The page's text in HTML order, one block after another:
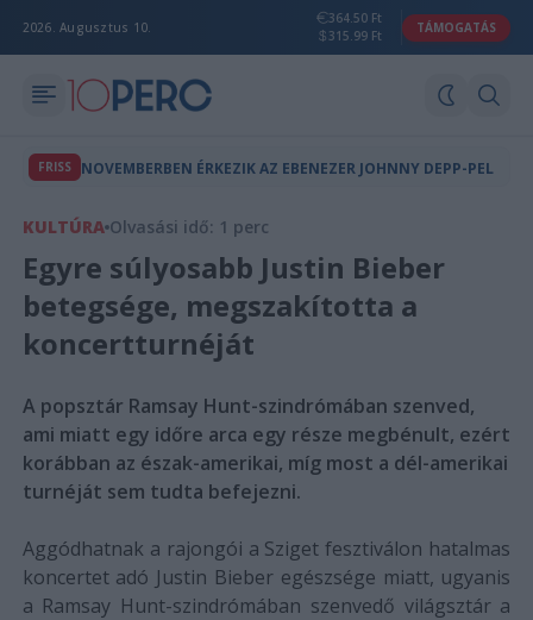
2026. Augusztus 10.
364.50 Ft
315.99 Ft
TÁMOGATÁS
FRISS NOVEMBERBEN ÉRKEZIK AZ EBENEZER JOHNNY DEPP-PEL
KULTÚRA Olvasási idő: 1 perc
Egyre súlyosabb Justin Bieber
betegsége, megszakította a
koncertturnéját
A popsztár Ramsay Hunt-szindrómában szenved,
ami miatt egy időre arca egy része megbénult, ezért
korábban az észak-amerikai, míg most a dél-amerikai
turnéját sem tudta befejezni.
Aggódhatnak a rajongói a Sziget fesztiválon hatalmas
koncertet adó Justin Bieber egészsége miatt, ugyanis
a Ramsay Hunt-szindrómában szenvedő világsztár a